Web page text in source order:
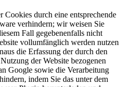
Cookies durch eine entsprechende
verhindern; wir weisen Sie
Fall gegebenenfalls nicht
vollumfänglich werden nutzen
die Erfassung der durch den
der Website bezogenen
Google sowie die Verarbeitung
indem Sie das unter dem